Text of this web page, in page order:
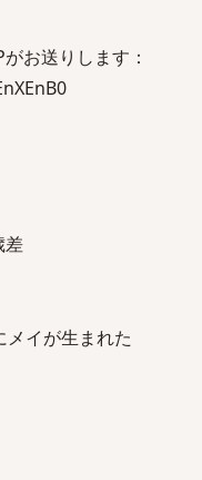
お送りします：
差
イが生まれた